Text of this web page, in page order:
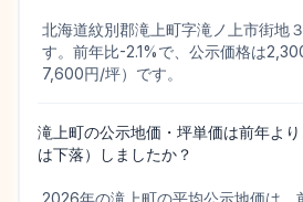
北海道紋別郡滝上町字滝ノ上市街地
す。前年比-2.1%で、公示価格は
7,600円/坪）です。
滝上町の公示地価・坪単価は前年よ
は下落）しましたか？
2026年の滝上町の平均公示地価は